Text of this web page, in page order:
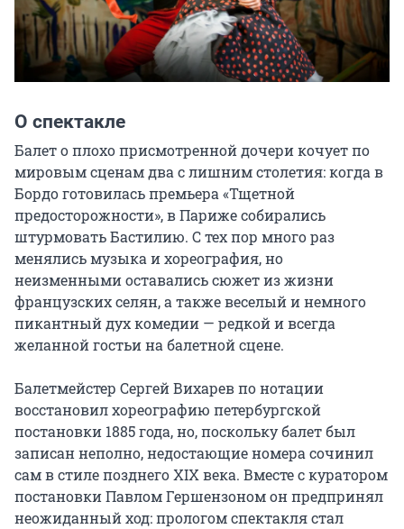
О спектакле
Балет о плохо присмотренной дочери кочует по
мировым сценам два с лишним столетия: когда в
Бордо готовилась премьера «Тщетной
предосторожности», в Париже собирались
штурмовать Бастилию. С тех пор много раз
менялись музыка и хореография, но
неизменными оставались сюжет из жизни
французских селян, а также веселый и немного
пикантный дух комедии — редкой и всегда
желанной гостьи на балетной сцене.
Балетмейстер Сергей Вихарев по нотации
восстановил хореографию петербургской
постановки 1885 года, но, поскольку балет был
записан неполно, недостающие номера сочинил
сам в стиле позднего XIX века. Вместе с куратором
постановки Павлом Гершензоном он предпринял
неожиданный ход: прологом спектакля стал